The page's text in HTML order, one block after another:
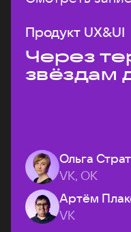
Продукт UX&UI
Через
звёздам
Ольга
VK, ОК
Артём
VK